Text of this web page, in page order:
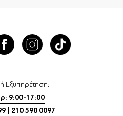
Εξυπηρέτηση:
9:00-17:00
210 598 0097